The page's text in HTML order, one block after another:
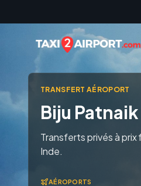
TRANSFERT AÉROPORT
Biju
Transferts privés à
Inde.
AÉROPORTS